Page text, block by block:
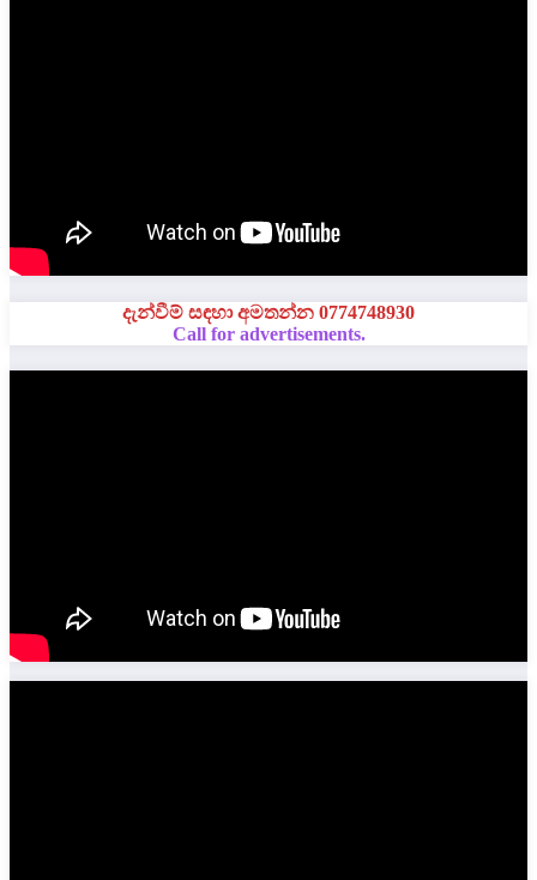
දැන්වීම් සඳහා අමතන්න 0774748930
Call for advertisements.